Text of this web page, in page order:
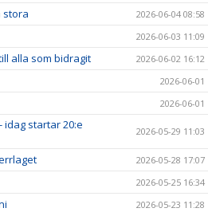
stora 2026-06-04 08:58
2026-06-03 11:09
alla som bidragit 2026-06-02 16:12
2026-06-01
2026-06-01
idag startar 20:e
2026-05-29 11:03
2026-05-28 17:07
2026-05-25 16:34
2026-05-23 11:28